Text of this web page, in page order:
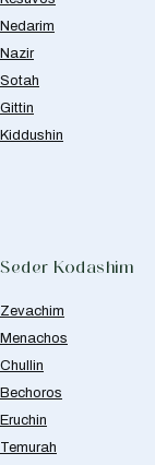
Nedarim
Nazir
Sotah
Gittin
Kiddushin
Seder Kodashim
Zevachim
Menachos
Chullin
Bechoros
Eruchin
Temurah